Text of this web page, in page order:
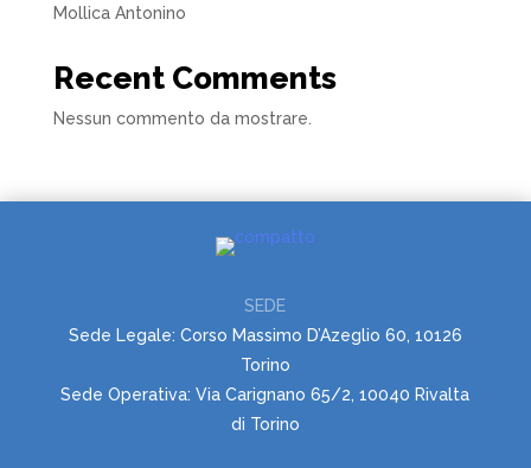
Mollica Antonino
Recent Comments
Nessun commento da mostrare.
SEDE
Sede Legale: Corso Massimo D’Azeglio 60, 10126
Torino
Sede Operativa: Via Carignano 65/2, 10040 Rivalta
di Torino